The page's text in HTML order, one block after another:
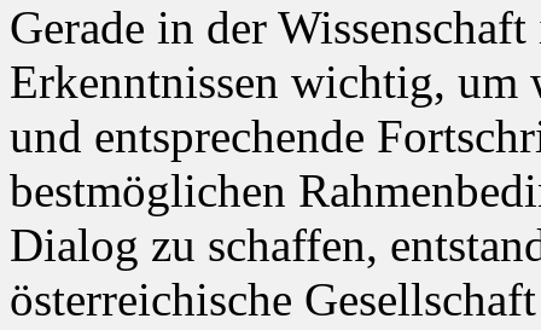
Gerade in der
Erkenntnissen wichtig, um
und entsprechende
bestmöglichen
Dialog zu schaffen,
österreichische